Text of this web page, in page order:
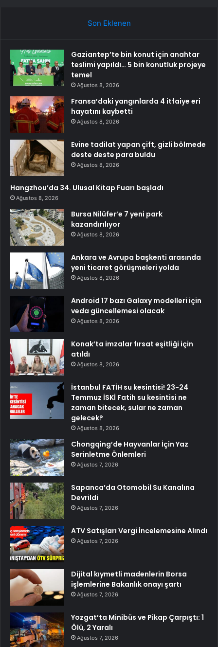
Son Eklenen
Gaziantep’te bin konut için anahtar
teslimi yapıldı… 5 bin konutluk projeye
temel
Ağustos 8, 2026
Fransa’daki yangınlarda 4 itfaiye eri
hayatını kaybetti
Ağustos 8, 2026
Evine tadilat yapan çift, gizli bölmede
deste deste para buldu
Ağustos 8, 2026
Hangzhou’da 34. Ulusal Kitap Fuarı başladı
Ağustos 8, 2026
Bursa Nilüfer’e 7 yeni park
kazandırılıyor
Ağustos 8, 2026
Ankara ve Avrupa başkenti arasında
yeni ticaret görüşmeleri yolda
Ağustos 8, 2026
Android 17 bazı Galaxy modelleri için
veda güncellemesi olacak
Ağustos 8, 2026
Konak’ta imzalar fırsat eşitliği için
atıldı
Ağustos 8, 2026
İstanbul FATİH su kesintisi! 23-24
Temmuz İSKİ Fatih su kesintisi ne
zaman bitecek, sular ne zaman
gelecek?
Ağustos 8, 2026
Chongqing’de Hayvanlar İçin Yaz
Serinletme Önlemleri
Ağustos 7, 2026
Sapanca’da Otomobil Su Kanalına
Devrildi
Ağustos 7, 2026
ATV Satışları Vergi İncelemesine Alındı
Ağustos 7, 2026
Dijital kıymetli madenlerin Borsa
işlemlerine Bakanlık onayı şartı
Ağustos 7, 2026
Yozgat’ta Minibüs ve Pikap Çarpıştı: 1
Ölü, 2 Yaralı
Ağustos 7, 2026